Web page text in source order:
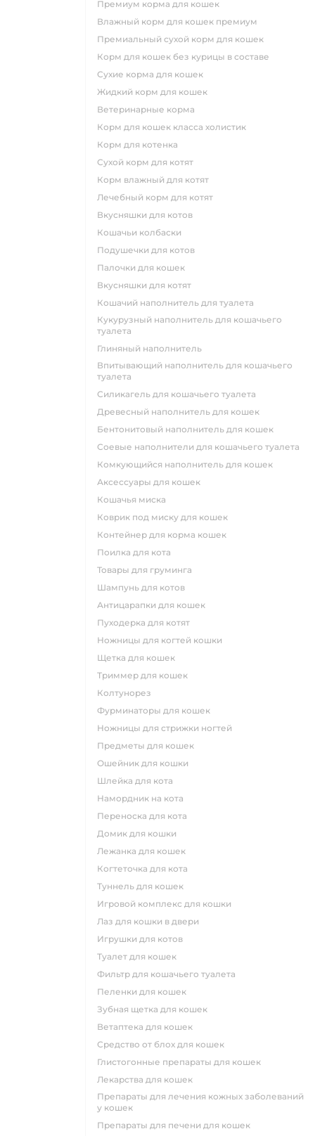
премиум корма для кошек
влажный корм для кошек премиум
премиальный сухой корм для кошек
корм для кошек без курицы в составе
сухие корма для кошек
жидкий корм для кошек
ветеринарные корма
корм для кошек класса холистик
корм для котенка
сухой корм для котят
корм влажный для котят
лечебный корм для котят
вкусняшки для котов
кошачьи колбаски
подушечки для котов
палочки для кошек
вкусняшки для котят
кошачий наполнитель для туалета
кукурузный наполнитель для кошачьего
туалета
глиняный наполнитель
впитывающий наполнитель для кошачьего
туалета
силикагель для кошачьего туалета
древесный наполнитель для кошек
бентонитовый наполнитель для кошек
соевые наполнители для кошачьего туалета
комкующийся наполнитель для кошек
аксессуары для кошек
кошачья миска
коврик под миску для кошек
контейнер для корма кошек
поилка для кота
товары для груминга
шампунь для котов
антицарапки для кошек
пуходерка для котят
ножницы для когтей кошки
щетка для кошек
триммер для кошек
колтунорез
фурминаторы для кошек
ножницы для стрижки ногтей
предметы для кошек
ошейник для кошки
шлейка для кота
намордник на кота
переноска для кота
домик для кошки
лежанка для кошек
когтеточка для кота
туннель для кошек
игровой комплекс для кошки
лаз для кошки в двери
игрушки для котов
туалет для кошек
фильтр для кошачьего туалета
пеленки для кошек
зубная щетка для кошек
ветаптека для кошек
средство от блох для кошек
глистогонные препараты для кошек
лекарства для кошек
препараты для лечения кожных заболеваний
у кошек
препараты для печени для кошек